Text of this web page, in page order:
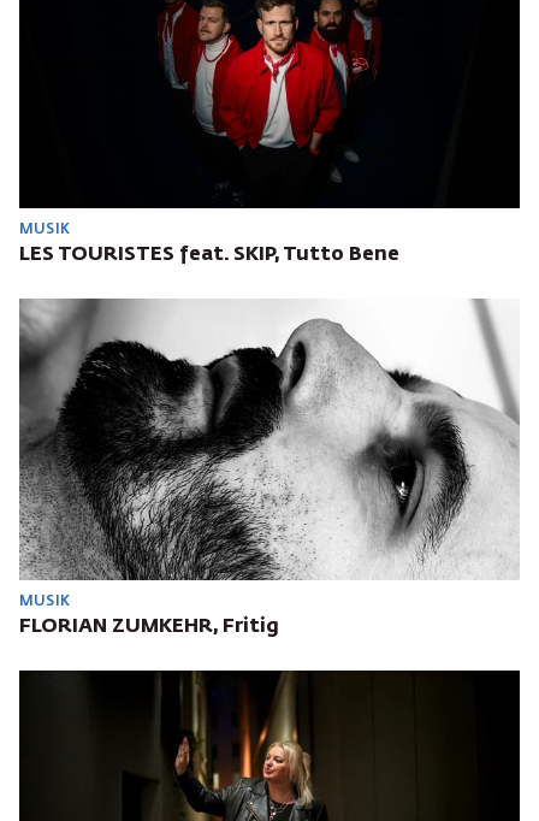
MUSIK
LES TOURISTES feat. SKIP, Tutto Bene
MUSIK
FLORIAN ZUMKEHR, Fritig